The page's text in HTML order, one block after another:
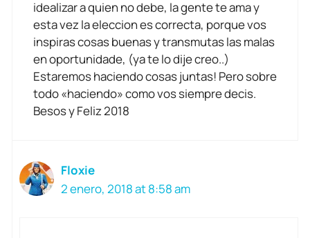
idealizar a quien no debe, la gente te ama y
esta vez la eleccion es correcta, porque vos
inspiras cosas buenas y transmutas las malas
en oportunidade, (ya te lo dije creo..)
Estaremos haciendo cosas juntas! Pero sobre
todo «haciendo» como vos siempre decis.
Besos y Feliz 2018
Floxie
2 enero, 2018 at 8:58 am